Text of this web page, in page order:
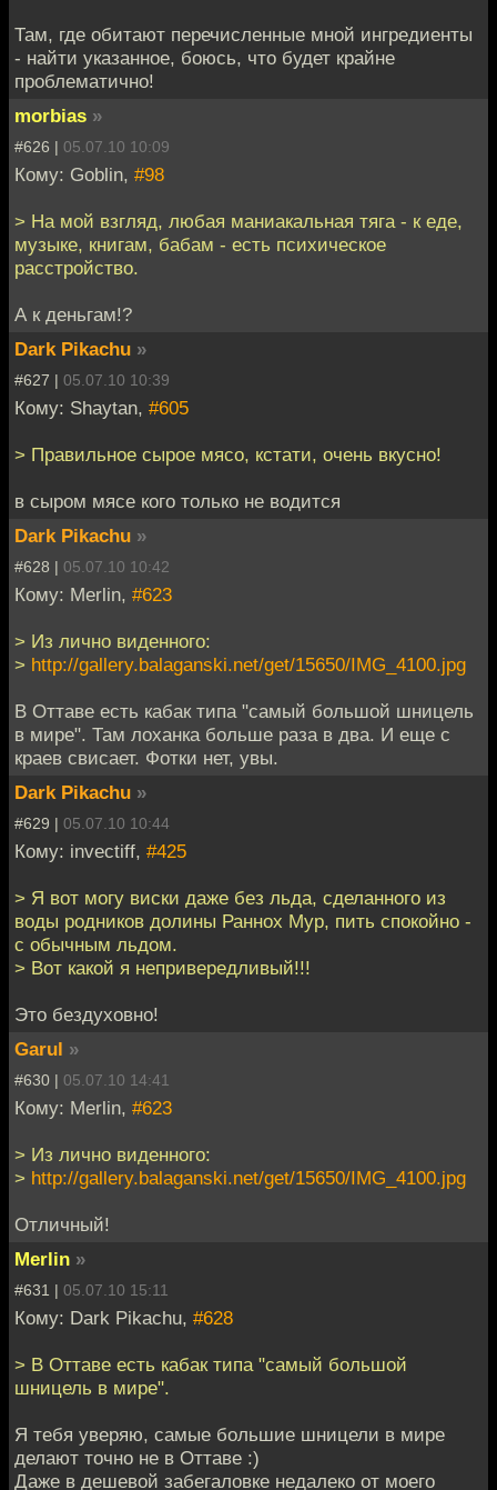
Там, где обитают перечисленные мной ингредиенты
- найти указанное, боюсь, что будет крайне
проблематично!
morbias »
#626 | 05.07.10 10:09
Кому: Goblin, #98
> На мой взгляд, любая маниакальная тяга - к еде,
музыке, книгам, бабам - есть психическое
расстройство.
А к деньгам!?
Dark Pikachu »
#627 | 05.07.10 10:39
Кому: Shaytan, #605
> Правильное сырое мясо, кстати, очень вкусно!
в сыром мясе кого только не водится
Dark Pikachu »
#628 | 05.07.10 10:42
Кому: Merlin, #623
> Из лично виденного:
> http://gallery.balaganski.net/get/15650/IMG_4100.jpg
В Оттаве есть кабак типа "самый большой шницель
в мире". Там лоханка больше раза в два. И еще с
краев свисает. Фотки нет, увы.
Dark Pikachu »
#629 | 05.07.10 10:44
Кому: invectiff, #425
> Я вот могу виски даже без льда, сделанного из
воды родников долины Раннох Мур, пить спокойно -
с обычным льдом.
> Вот какой я непривередливый!!!
Это бездуховно!
Garul »
#630 | 05.07.10 14:41
Кому: Merlin, #623
> Из лично виденного:
> http://gallery.balaganski.net/get/15650/IMG_4100.jpg
Отличный!
Merlin »
#631 | 05.07.10 15:11
Кому: Dark Pikachu, #628
> В Оттаве есть кабак типа "самый большой
шницель в мире".
Я тебя уверяю, самые большие шницели в мире
делают точно не в Оттаве :)
Даже в дешевой забегаловке недалеко от моего